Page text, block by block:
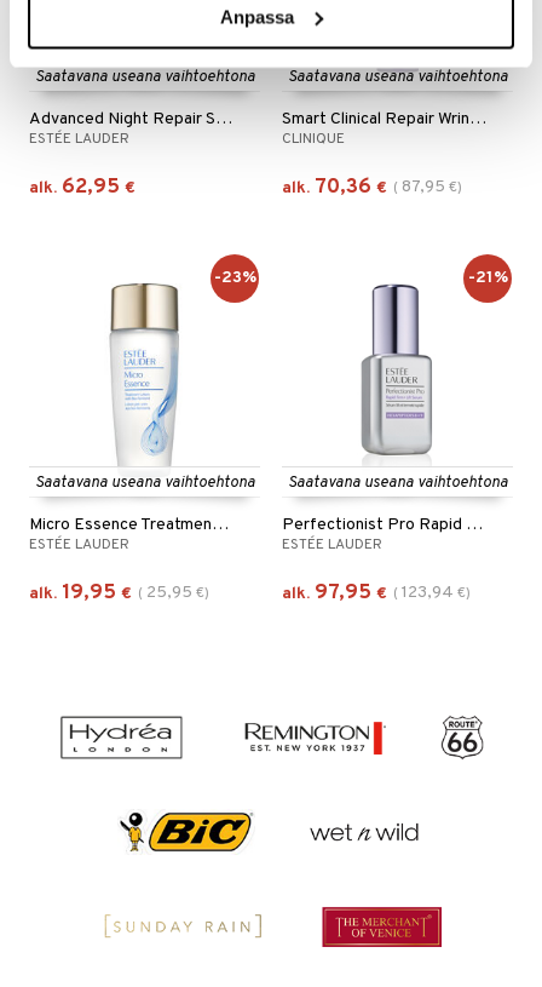
Anpassa
Saatavana useana vaihtoehtona
Advanced Night Repair Serum
ESTÉE LAUDER
alk. 62,95 €
Saatavana useana vaihtoehtona
Smart Clinical Repair Wrinkle Correcting Serum
CLINIQUE
alk. 70,36 € ( 87,95 €)
Saatavana useana vaihtoehtona
Micro Essence Treatment Lotion Bio Ferment
ESTÉE LAUDER
alk. 19,95 € ( 25,95 €)
-23%
Saatavana useana vaihtoehtona
Perfectionist Pro Rapid Firm + Lift Serum
ESTÉE LAUDER
alk. 97,95 € ( 123,94 €)
-21%